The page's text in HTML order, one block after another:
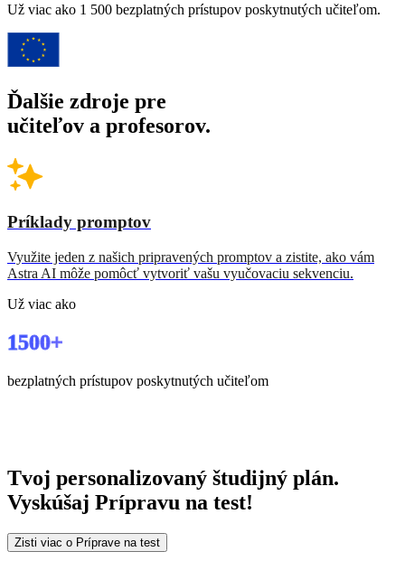
Už viac ako 1 500 bezplatných prístupov poskytnutých učiteľom.
Ďalšie zdroje pre
učiteľov a profesorov.
Príklady promptov
Využite jeden z našich pripravených promptov a zistite, ako vám
Astra AI môže pomôcť vytvoriť vašu vyučovaciu sekvenciu.
Už viac ako
1500+
bezplatných prístupov poskytnutých učiteľom
Tvoj personalizovaný študijný plán.
Vyskúšaj Prípravu na test!
Zisti viac o Príprave na test